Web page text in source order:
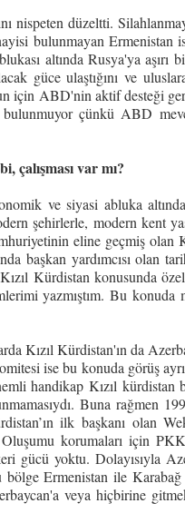
nispeten düzeltti.
bulunmayan Ermenistan
altında Rusya'ya aşırı
güce ulaştığını ve
için ABD'nin aktif desteği
çünkü ABD
var mı?
ve siyasi abluka
şehirlerle, modern kent
eline geçmiş olan
başkan yardımcısı olan
Kürdistan konusunda
yazmıştım. Bu konuda
Kızıl Kürdistan'ın da
ise bu konuda görüş
handikap Kızıl kürdistan
Buna rağmen
ilk başkanı olan
korumaları için
gücü yoktu. Dolayısıyla
Ermenistan ile
veya hiçbirine